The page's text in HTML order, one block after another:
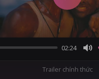
02:24
Trailer chính thức